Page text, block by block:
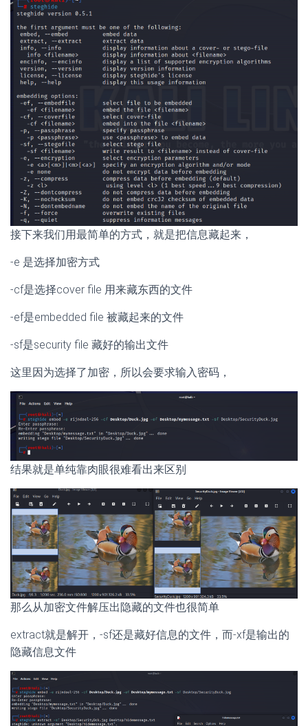
接下来我们用最简单的方式，就是把信息藏起来，
-e 是选择加密方式
-cf是选择cover file 用来藏东西的文件
-ef是embedded file 被藏起来的文件
-sf是security file 藏好的输出文件
这里因为选择了加密，所以会要求输入密码，
结果就是单纯靠肉眼很难看出来区别
那么从加密文件解压出隐藏的文件也很简单
extract就是解开，-sf还是藏好信息的文件，而-xf是输出的
隐藏信息文件